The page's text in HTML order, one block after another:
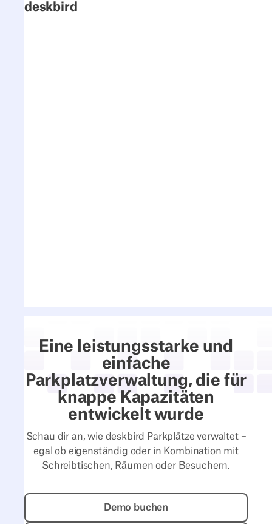
deskbird
Eine leistungsstarke und
einfache
Parkplatzverwaltung, die für
knappe Kapazitäten
entwickelt wurde
Schau dir an, wie deskbird Parkplätze verwaltet –
egal ob eigenständig oder in Kombination mit
Schreibtischen, Räumen oder Besuchern.
Demo buchen